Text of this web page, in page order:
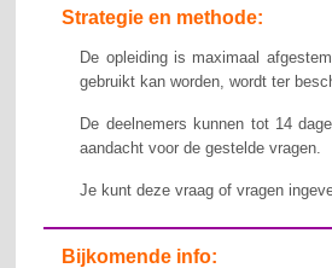
Strategie en methode:
De opleiding is maximaal
gebruikt kan worden, wordt ter
De deelnemers kunnen tot 14
aandacht voor de gestelde vragen.
Je kunt deze vraag of vragen
Bijkomende info: